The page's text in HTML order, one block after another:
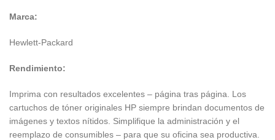
Marca:
Hewlett-Packard
Rendimiento:
Imprima con resultados excelentes – página tras página. Los
cartuchos de tóner originales HP siempre brindan documentos de
imágenes y textos nítidos. Simplifique la administración y el
reemplazo de consumibles – para que su oficina sea productiva.